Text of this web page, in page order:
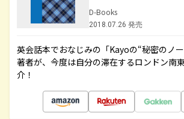
D-Books
2018.07.26 発売
英会話本でおなじみの「Kayoの“秘密のノ
著者が、今度は自分の滞在するロンドン南
介！